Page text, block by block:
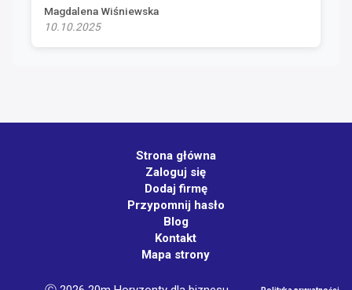
Magdalena Wiśniewska
10.10.2025
Strona główna
Zaloguj się
Dodaj firmę
Przypomnij hasło
Blog
Kontakt
Mapa strony